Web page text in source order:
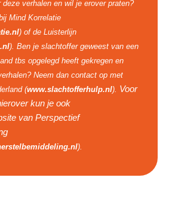
verhalen en wil je erover praten?
Mind Korrelatie
) of de Luisterlijn
). Ben je slachtoffer geweest van een
tbs opgelegd heeft gekregen en
Neem dan contact op met
(www.slachtofferhulp.nl). Voor
kun je ook
van Perspectief
).